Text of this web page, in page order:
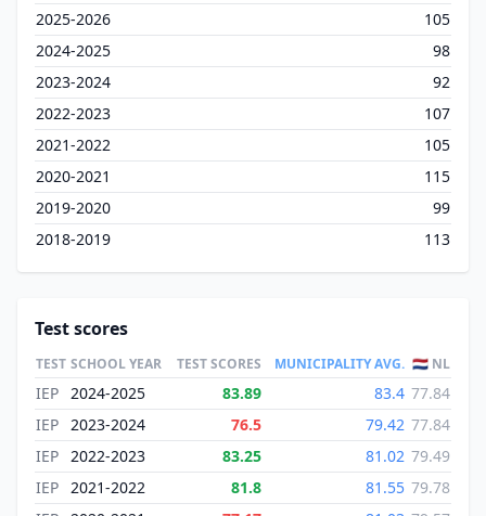
2025-2026
105
2024-2025
98
2023-2024
92
2022-2023
107
2021-2022
105
2020-2021
115
2019-2020
99
2018-2019
113
Test scores
TEST SCHOOL YEAR TEST SCORES MUNICIPALITY AVG. 🇳🇱 NL
IEP 2024-2025 83.89 83.4 77.84
IEP
2023-2024 76.5 79.42 77.84
IEP
2022-2023 83.25 81.02 79.49
IEP
2021-2022 81.8 81.55 79.78